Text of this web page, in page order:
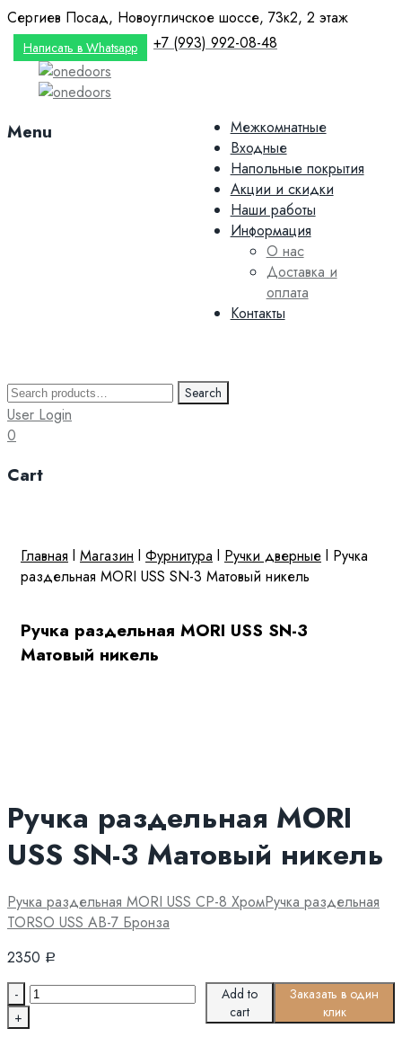
Сергиев Посад, Новоугличское шоссе, 73к2, 2 этаж
Написать в Whatsapp +7 (993) 992-08-48
Menu
content
Межкомнатные
Входные
Напольные покрытия
Акции и скидки
Наши работы
Информация
О нас
Доставка и
оплата
Контакты
Search
for:
Search
User Login
0
Cart
Ручка раздельная MORI USS SN-3
Матовый никель
Главная l Магазин l Фурнитура l Ручки дверные l Ручка
раздельная MORI USS SN-3 Матовый никель
Ручка раздельная MORI
USS SN-3 Матовый никель
Ручка раздельная MORI USS CP-8 ХромРучка раздельная
TORSO USS AB-7 Бронза
2350
Р
Quantity
Add to
cart
Заказать в один
клик